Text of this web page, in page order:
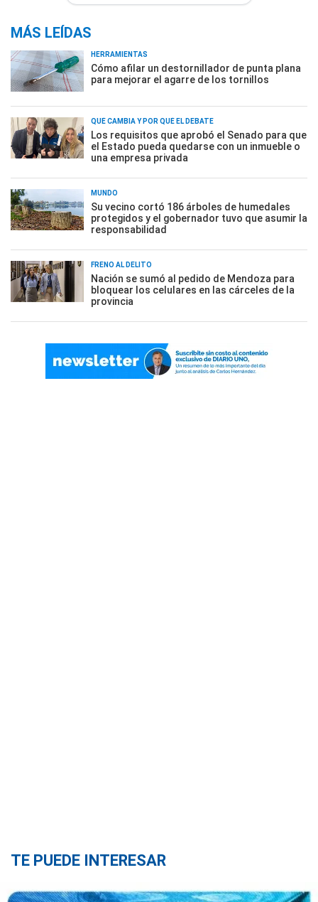
MÁS LEÍDAS
HERRAMIENTAS
Cómo afilar un destornillador de punta plana
para mejorar el agarre de los tornillos
QUÉ CAMBIA Y POR QUÉ EL DEBATE
Los requisitos que aprobó el Senado para que
el Estado pueda quedarse con un inmueble o
una empresa privada
MUNDO
Su vecino cortó 186 árboles de humedales
protegidos y el gobernador tuvo que asumir la
responsabilidad
FRENO AL DELITO
Nación se sumó al pedido de Mendoza para
bloquear los celulares en las cárceles de la
provincia
TE PUEDE INTERESAR